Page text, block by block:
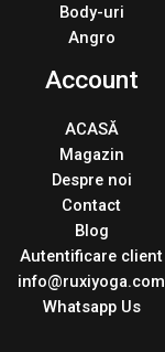
Body-uri
Angro
Account
ACASĂ
Magazin
Despre noi
Contact
Blog
Autentificare client
info@ruxiyoga.com
Whatsapp Us